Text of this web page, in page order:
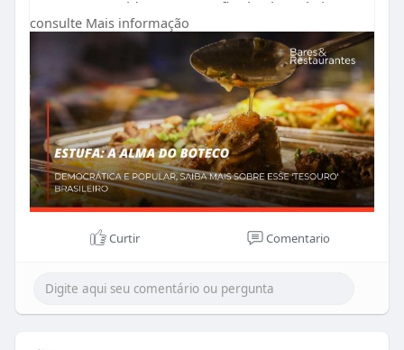
comida gostosa, afinal, o bar abriga o
papo, o riso, o violão em festa, a
contestação e a comemoração. Acesse
o site da revista e saiba mais!
https://abrasel.com.br/revista..../casos
-de-sucesso/es
consulte Mais informação
Curtir Comentario